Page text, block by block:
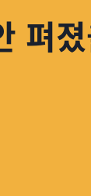
펴